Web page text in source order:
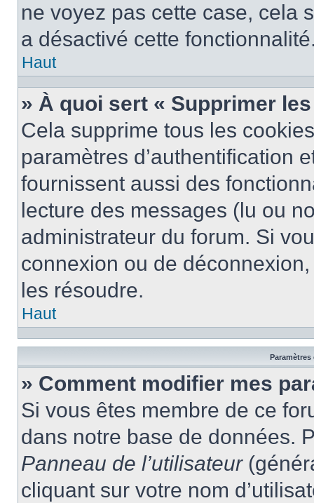
ne voyez pas cette case, cela
a désactivé cette
Haut
» À quoi sert « Supprimer
Cela supprime tous les
paramètres d’authentification
fournissent aussi des
lecture des messages (lu ou
administrateur du forum. Si
connexion ou de
les résoudre.
Haut
Paramètres
» Comment modifier mes
Si vous êtes membre de ce
dans notre base de données.
Panneau de l’utilisateur
cliquant sur votre nom